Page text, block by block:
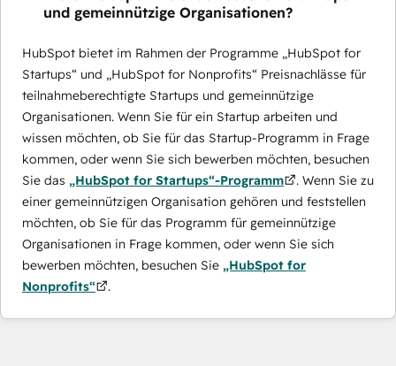
und gemeinnützige Organisationen?
HubSpot bietet im Rahmen der Programme „HubSpot for
Startups“ und „HubSpot for Nonprofits“ Preisnachlässe für
teilnahmeberechtigte Startups und gemeinnützige
Organisationen. Wenn Sie für ein Startup arbeiten und
wissen möchten, ob Sie für das Startup-Programm in Frage
kommen, oder wenn Sie sich bewerben möchten, besuchen
Sie das „HubSpot for Startups“-Programm
. Wenn Sie zu
einer gemeinnützigen Organisation gehören und feststellen
möchten, ob Sie für das Programm für gemeinnützige
Organisationen in Frage kommen, oder wenn Sie sich
bewerben möchten, besuchen Sie „HubSpot for
Nonprofits“
.